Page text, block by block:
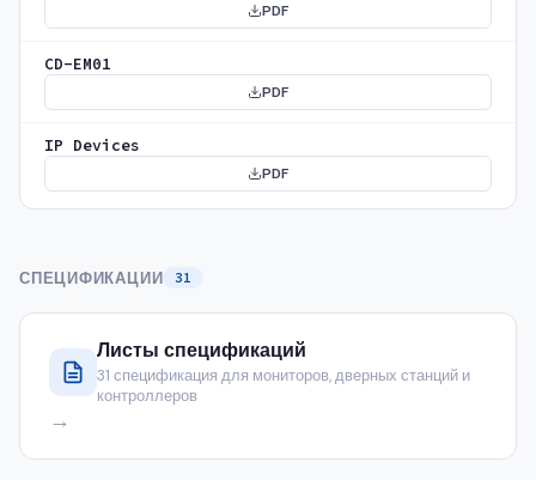
PDF
CD-EM01
PDF
IP Devices
PDF
СПЕЦИФИКАЦИИ 31
Листы спецификаций
31 спецификация для мониторов, дверных станций и
контроллеров
→